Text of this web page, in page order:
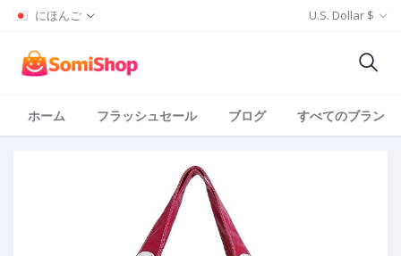
にほんご U.S. Dollar $
ホーム フラッシュセール ブログ すべてのブランド